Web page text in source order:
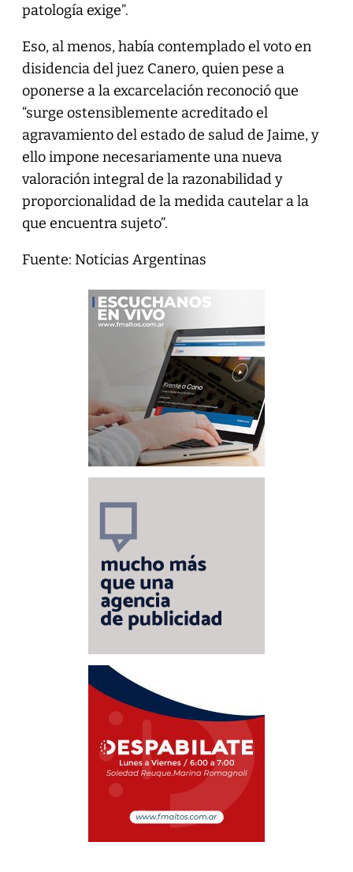
patología exige”.
Eso, al menos, había contemplado el voto en
disidencia del juez Canero, quien pese a
oponerse a la excarcelación reconoció que
“surge ostensiblemente acreditado el
agravamiento del estado de salud de Jaime, y
ello impone necesariamente una nueva
valoración integral de la razonabilidad y
proporcionalidad de la medida cautelar a la
que encuentra sujeto”.
Fuente: Noticias Argentinas